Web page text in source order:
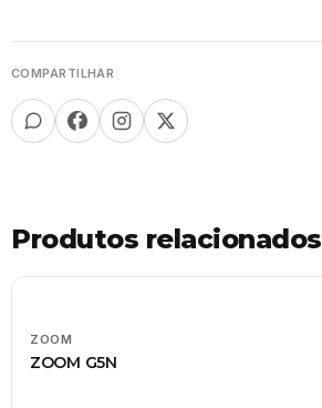
COMPARTILHAR
Produtos relacionados
ZOOM
ZOOM G5N